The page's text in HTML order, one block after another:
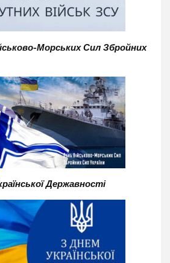
Морських Сил Збройних
Державності